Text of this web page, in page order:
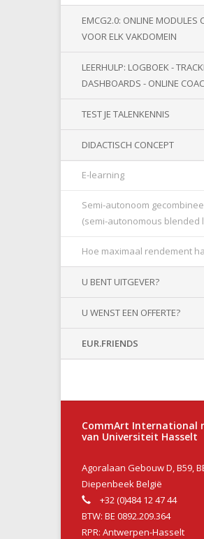
EMCG2.0: ONLINE MODULES
VOOR ELK VAKDOMEIN
LEERHULP: LOGBOEK -
DASHBOARDS - ONLINE
TEST JE TALENKENNIS
DIDACTISCH CONCEPT
E-learning
Semi-autonoom
(semi-autonomous blended
Hoe maximaal rendement
U BENT UITGEVER?
U WENST EEN OFFERTE?
EUR.FRIENDS
CommArt International
van Universiteit Hasselt
Agoralaan Gebouw D, B59,
Diepenbeek België
+32 (0)484 12 47 44
BTW: BE 0892.209.364
RPR: Antwerpen-Hasselt